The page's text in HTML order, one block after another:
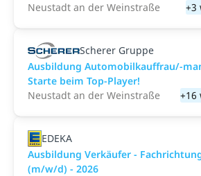
Neustadt an der Weinstraße
+3
Scherer Gruppe
Ausbildung Automobilkauffrau/-
Starte beim Top-Player!
Neustadt an der Weinstraße
+16
EDEKA
Ausbildung Verkäufer -
(m/w/d) - 2026